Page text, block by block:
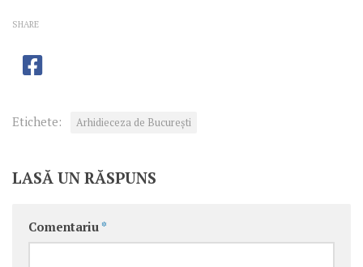
SHARE
Etichete: Arhidieceza de București
LASĂ UN RĂSPUNS
Comentariu *